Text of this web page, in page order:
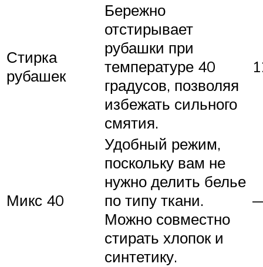
Стирка
рубашек
Бережно
отстирывает
рубашки при
температуре 40
градусов, позволяя
избежать сильного
смятия.
Микс 40
Удобный режим,
поскольку вам не
нужно делить белье
по типу ткани.
Можно совместно
стирать хлопок и
синтетику.